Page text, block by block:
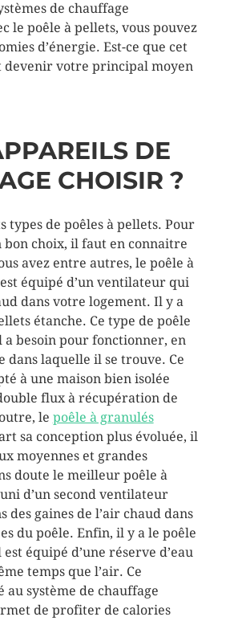
de chauffage
le poêle à pellets, vous pouvez
d’énergie. Est-ce que cet
votre principal moyen
DE
CHOISIR ?
types de poêles à pellets. Pour
choix, il faut en connaitre
avez entre autres, le poêle à
équipé d’un ventilateur qui
dans votre logement. Il y a
étanche. Ce type de poêle
a besoin pour fonctionner, en
dans laquelle il se trouve. Ce
à une maison bien isolée
flux à récupération de
le poêle à granulés
sa conception plus évoluée, il
moyennes et grandes
doute le meilleur poêle à
d’un second ventilateur
des gaines de l’air chaud dans
du poêle. Enfin, il y a le poêle
équipé d’une réserve d’eau
temps que l’air. Ce
système de chauffage
de profiter de calories